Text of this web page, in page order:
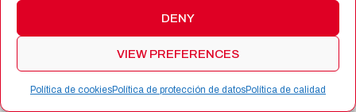
DENY
VIEW PREFERENCES
Política de cookiesPolítica de protección de datosPolítica de calidad
Política de Calidad | Términos y Condiciones de
Productos y Servicios | Web:Bannister Global